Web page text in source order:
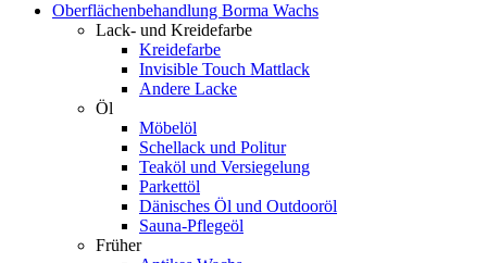
Oberflächenbehandlung Borma Wachs
Lack- und Kreidefarbe
Kreidefarbe
Invisible Touch Mattlack
Andere Lacke
Öl
Möbelöl
Schellack und Politur
Teaköl und Versiegelung
Parkettöl
Dänisches Öl und Outdooröl
Sauna-Pflegeöl
Früher